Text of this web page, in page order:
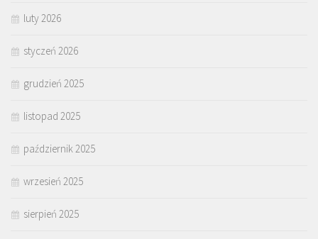
luty 2026
styczeń 2026
grudzień 2025
listopad 2025
październik 2025
wrzesień 2025
sierpień 2025